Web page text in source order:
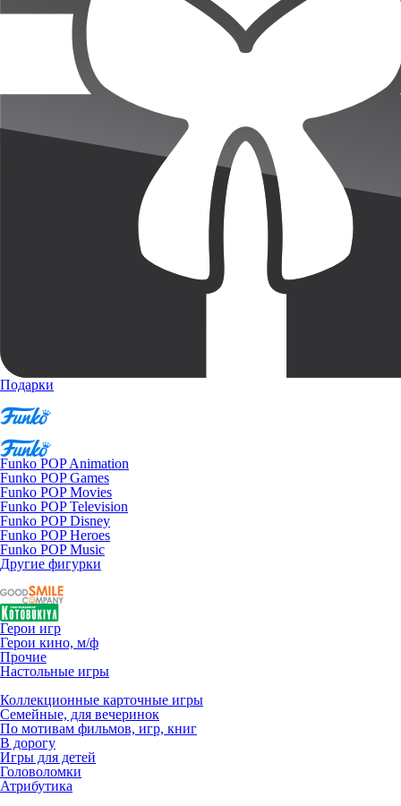
Подарки
Funko POP Animation
Funko POP Games
Funko POP Movies
Funko POP Television
Funko POP Disney
Funko POP Heroes
Funko POP Music
Другие фигурки
Герои игр
Герои кино, м/ф
Прочие
Настольные игры
Коллекционные карточные игры
Семейные, для вечеринок
По мотивам фильмов, игр, книг
В дорогу
Игры для детей
Головоломки
Атрибутика